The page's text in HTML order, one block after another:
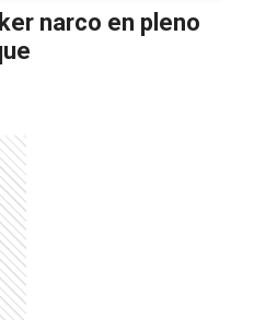
narco en pleno